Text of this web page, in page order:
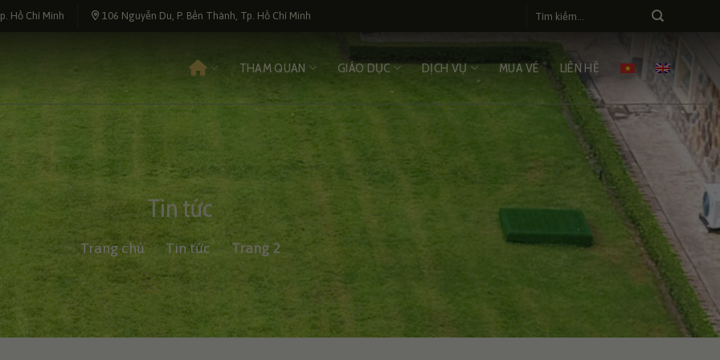
Hồ Chí Minh 106 Nguyễn Du, P. Bến Thành, Tp. Hồ Chí Minh
THAM QUAN GIÁO DỤC DỊCH VỤ MUA VÉ LIÊN HỆ
Tin tức
Trang chủ / Tin tức / Trang 2